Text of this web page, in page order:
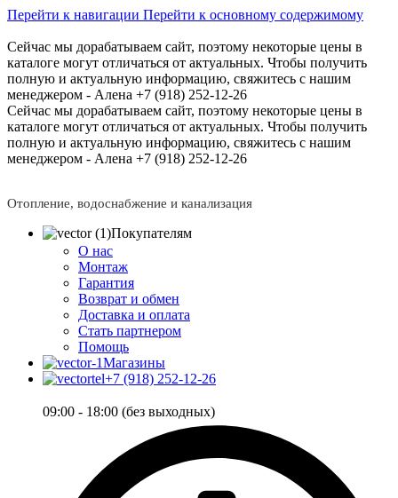
Перейти к навигации Перейти к основному содержимому
Сейчас мы дорабатываем сайт, поэтому некоторые цены в
каталоге могут отличаться от актуальных. Чтобы получить
полную и актуальную информацию, свяжитесь с нашим
менеджером - Алена +7 (918) 252-12-26
Сейчас мы дорабатываем сайт, поэтому некоторые цены в
каталоге могут отличаться от актуальных. Чтобы получить
полную и актуальную информацию, свяжитесь с нашим
менеджером - Алена +7 (918) 252-12-26
Отопление, водоснабжение и канализация
Покупателям
О нас
Монтаж
Гарантия
Возврат и обмен
Доставка и оплата
Стать партнером
Помощь
Магазины
+7 (918) 252-12-26
09:00 - 18:00 (без выходных)